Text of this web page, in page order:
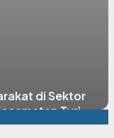
di Sektor
Turi,